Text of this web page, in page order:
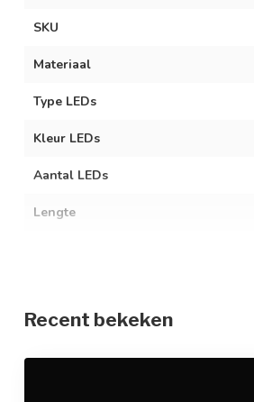
SKU
Materiaal
Type LEDs
Kleur LEDs
Aantal LEDs
Lengte
Verbruik
Beschermingsgraad
Recent bekeken